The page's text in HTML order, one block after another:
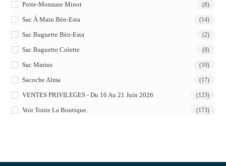
Porte-Monnaie Minot (8)
Sac À Main Bèn-Esta (14)
Sac Baguette Bèn-Esta (2)
Sac Baguette Colette (8)
Sac Marius (10)
Sacoche Alma (17)
VENTES PRIVILEGES - Du 16 Au 21 Juin 2026 (123)
Voir Toute La Boutique. (173)